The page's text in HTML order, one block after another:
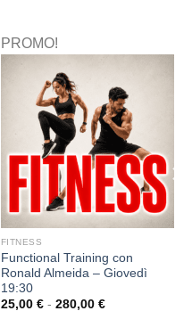
PROMO!
FITNESS
Functional Training con
Ronald Almeida – Giovedì
19:30
25,00 € - 280,00 €